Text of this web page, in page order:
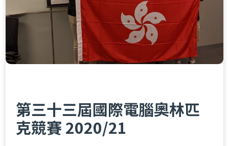
第三十三屆國際電腦奧林匹
克競賽 2020/21